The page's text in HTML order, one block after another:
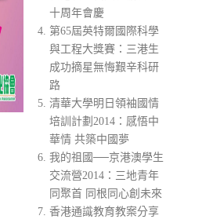
十周年會慶
第65屆英特爾國際科學
與工程大獎賽：三港生
成功摘星無悔艱辛科研
路
清華大學明日領袖國情
培訓計劃2014：感悟中
華情 共築中國夢
我的祖國──京港澳學生
交流營2014：三地青年
同聚首 同根同心創未來
香港通識教育教案分享